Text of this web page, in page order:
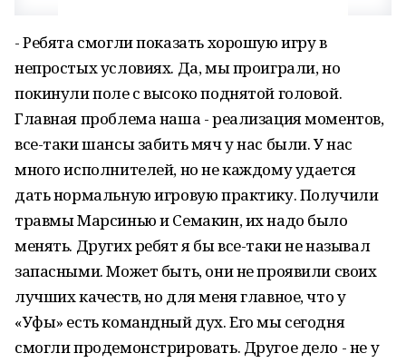
- Ребята смогли показать хорошую игру в
непростых условиях. Да, мы проиграли, но
покинули поле с высоко поднятой головой.
Главная проблема наша - реализация моментов,
все-таки шансы забить мяч у нас были. У нас
много исполнителей, но не каждому удается
дать нормальную игровую практику. Получили
травмы Марсинью и Семакин, их надо было
менять. Других ребят я бы все-таки не называл
запасными. Может быть, они не проявили своих
лучших качеств, но для меня главное, что у
«Уфы» есть командный дух. Его мы сегодня
смогли продемонстрировать. Другое дело - не у